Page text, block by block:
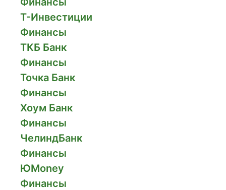
Т-Инвестиции
Финансы
ТКБ Банк
Финансы
Точка Банк
Финансы
Хоум Банк
Финансы
ЧелиндБанк
Финансы
ЮMoney
Финансы